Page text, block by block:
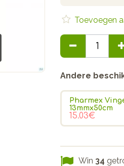
Toevoegen
Andere
Pharmex
13mmx50cm
15.03€
Win 34